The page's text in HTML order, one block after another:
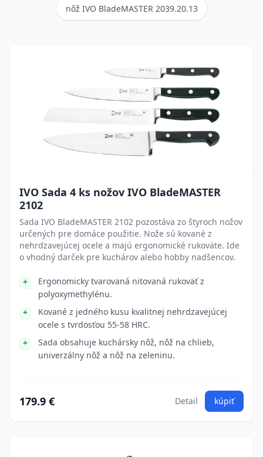
nôž IVO BladeMASTER 2039.20.13
IVO Sada 4 ks nožov IVO BladeMASTER
2102
Sada IVO BladeMASTER 2102 pozostáva zo štyroch nožov
určených pre domáce použitie. Nože sú kované z
nehrdzavejúcej ocele a majú ergonomické rukoväte. Ide
o vhodný darček pre kuchárov alebo hobby nadšencov.
Ergonomicky tvarovaná nitovaná rukoväť z
polyoxymethylénu.
Kované z jedného kusu kvalitnej nehrdzavejúcej
ocele s tvrdosťou 55-58 HRC.
Sada obsahuje kuchársky nôž, nôž na chlieb,
univerzálny nôž a nôž na zeleninu.
179.9 € Detail kúpiť